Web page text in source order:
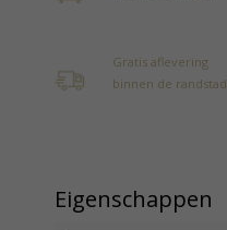
Gratis aflevering
binnen de randstad
Eigenschappen